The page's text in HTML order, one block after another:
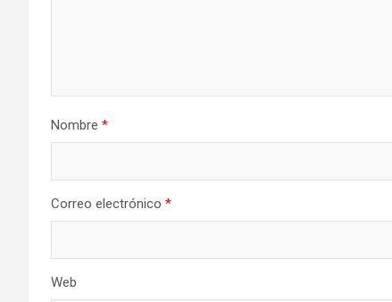
Nombre *
Correo electrónico *
Web